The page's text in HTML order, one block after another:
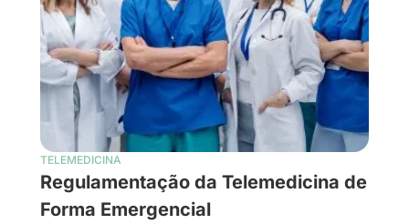
TELEMEDICINA
Regulamentação da Telemedicina de
Forma Emergencial